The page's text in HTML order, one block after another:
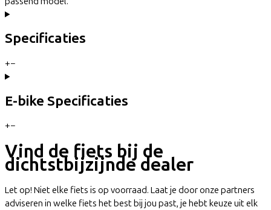
Specificaties
+−
E-bike Specificaties
+−
Vind de fiets bij de
dichtstbijzijnde dealer
Let op! Niet elke fiets is op voorraad. Laat je door onze partners
adviseren in welke fiets het best bij jou past, je hebt keuze uit elk